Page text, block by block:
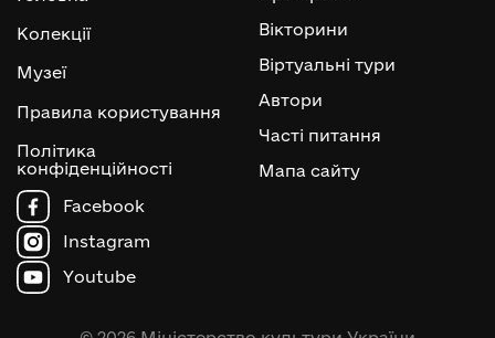
Колекції
Музеї
Правила користування
Політика
конфіденційності
Вікторини
Віртуальні тури
Автори
Часті питання
Мапа сайту
Facebook
Instagram
Youtube